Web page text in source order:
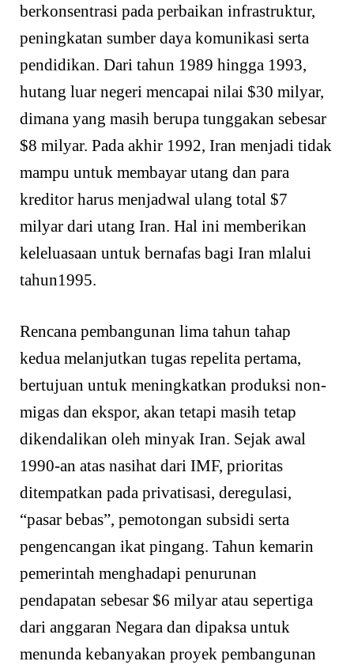
berkonsentrasi pada perbaikan infrastruktur,
peningkatan sumber daya komunikasi serta
pendidikan. Dari tahun 1989 hingga 1993,
hutang luar negeri mencapai nilai $30 milyar,
dimana yang masih berupa tunggakan sebesar
$8 milyar. Pada akhir 1992, Iran menjadi tidak
mampu untuk membayar utang dan para
kreditor harus menjadwal ulang total $7
milyar dari utang Iran. Hal ini memberikan
keleluasaan untuk bernafas bagi Iran mlalui
tahun1995.
Rencana pembangunan lima tahun tahap
kedua melanjutkan tugas repelita pertama,
bertujuan untuk meningkatkan produksi non-
migas dan ekspor, akan tetapi masih tetap
dikendalikan oleh minyak Iran. Sejak awal
1990-an atas nasihat dari IMF, prioritas
ditempatkan pada privatisasi, deregulasi,
“pasar bebas”, pemotongan subsidi serta
pengencangan ikat pingang. Tahun kemarin
pemerintah menghadapi penurunan
pendapatan sebesar $6 milyar atau sepertiga
dari anggaran Negara dan dipaksa untuk
menunda kebanyakan proyek pembangunan